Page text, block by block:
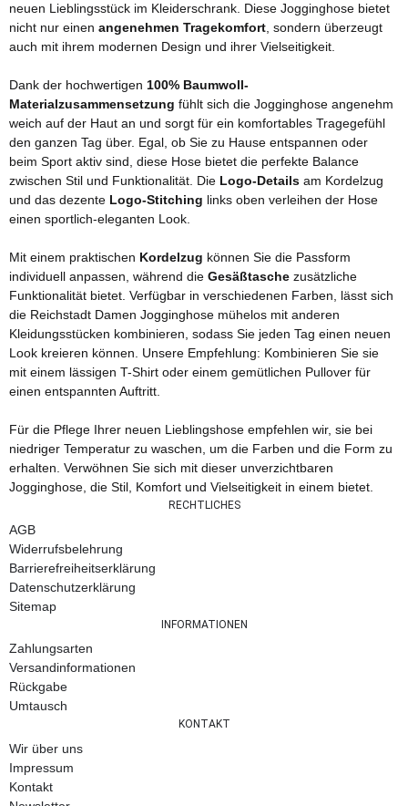
neuen Lieblingsstück im Kleiderschrank. Diese Jogginghose bietet
nicht nur einen angenehmen Tragekomfort , sondern überzeugt
auch mit ihrem modernen Design und ihrer Vielseitigkeit.
Dank der hochwertigen 100% Baumwoll-
Materialzusammensetzung fühlt sich die Jogginghose angenehm
weich auf der Haut an und sorgt für ein komfortables Tragegefühl
den ganzen Tag über. Egal, ob Sie zu Hause entspannen oder
beim Sport aktiv sind, diese Hose bietet die perfekte Balance
zwischen Stil und Funktionalität. Die Logo-Details am Kordelzug
und das dezente Logo-Stitching links oben verleihen der Hose
einen sportlich-eleganten Look.
Mit einem praktischen Kordelzug können Sie die Passform
individuell anpassen, während die Gesäßtasche zusätzliche
Funktionalität bietet. Verfügbar in verschiedenen Farben, lässt sich
die Reichstadt Damen Jogginghose mühelos mit anderen
Kleidungsstücken kombinieren, sodass Sie jeden Tag einen neuen
Look kreieren können. Unsere Empfehlung: Kombinieren Sie sie
mit einem lässigen T-Shirt oder einem gemütlichen Pullover für
einen entspannten Auftritt.
Für die Pflege Ihrer neuen Lieblingshose empfehlen wir, sie bei
niedriger Temperatur zu waschen, um die Farben und die Form zu
erhalten. Verwöhnen Sie sich mit dieser unverzichtbaren
Jogginghose, die Stil, Komfort und Vielseitigkeit in einem bietet.
RECHTLICHES
AGB
Widerrufsbelehrung
Barrierefreiheitserklärung
Datenschutzerklärung
Sitemap
INFORMATIONEN
Zahlungsarten
Versandinformationen
Rückgabe
Umtausch
KONTAKT
Wir über uns
Impressum
Kontakt